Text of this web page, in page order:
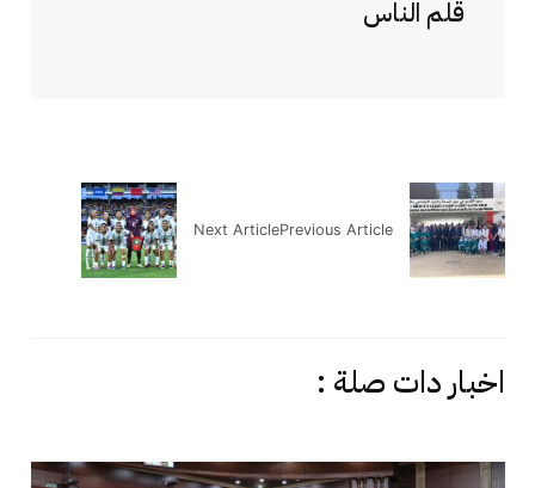
قلم الناس
Previous Article
Next Article
اخبار دات صلة :